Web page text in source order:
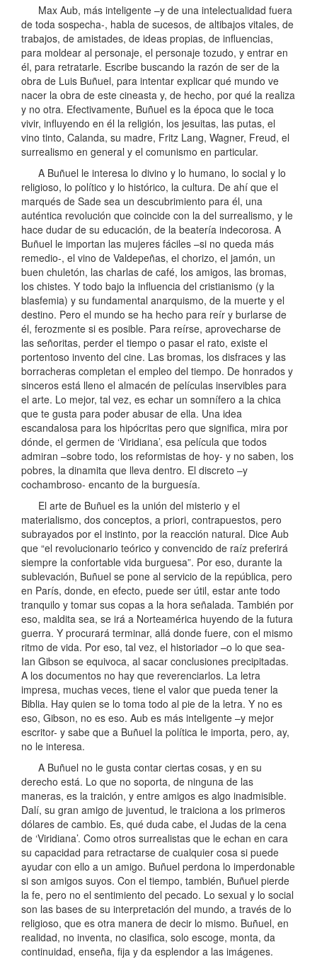
Max Aub, más inteligente –y de una intelectualidad fuera
de toda sospecha-, habla de sucesos, de altibajos vitales, de
trabajos, de amistades, de ideas propias, de influencias,
para moldear al personaje, el personaje tozudo, y entrar en
él, para retratarle. Escribe buscando la razón de ser de la
obra de Luis Buñuel, para intentar explicar qué mundo ve
nacer la obra de este cineasta y, de hecho, por qué la realiza
y no otra. Efectivamente, Buñuel es la época que le toca
vivir, influyendo en él la religión, los jesuitas, las putas, el
vino tinto, Calanda, su madre, Fritz Lang, Wagner, Freud, el
surrealismo en general y el comunismo en particular.
A Buñuel le interesa lo divino y lo humano, lo social y lo
religioso, lo político y lo histórico, la cultura. De ahí que el
marqués de Sade sea un descubrimiento para él, una
auténtica revolución que coincide con la del surrealismo, y le
hace dudar de su educación, de la beatería indecorosa. A
Buñuel le importan las mujeres fáciles –si no queda más
remedio-, el vino de Valdepeñas, el chorizo, el jamón, un
buen chuletón, las charlas de café, los amigos, las bromas,
los chistes. Y todo bajo la influencia del cristianismo (y la
blasfemia) y su fundamental anarquismo, de la muerte y el
destino. Pero el mundo se ha hecho para reír y burlarse de
él, ferozmente si es posible. Para reírse, aprovecharse de
las señoritas, perder el tiempo o pasar el rato, existe el
portentoso invento del cine. Las bromas, los disfraces y las
borracheras completan el empleo del tiempo. De honrados y
sinceros está lleno el almacén de películas inservibles para
el arte. Lo mejor, tal vez, es echar un somnífero a la chica
que te gusta para poder abusar de ella. Una idea
escandalosa para los hipócritas pero que significa, mira por
dónde, el germen de ‘Viridiana’, esa película que todos
admiran –sobre todo, los reformistas de hoy- y no saben, los
pobres, la dinamita que lleva dentro. El discreto –y
cochambroso- encanto de la burguesía.
El arte de Buñuel es la unión del misterio y el
materialismo, dos conceptos, a priori, contrapuestos, pero
subrayados por el instinto, por la reacción natural. Dice Aub
que “el revolucionario teórico y convencido de raíz preferirá
siempre la confortable vida burguesa”. Por eso, durante la
sublevación, Buñuel se pone al servicio de la república, pero
en París, donde, en efecto, puede ser útil, estar ante todo
tranquilo y tomar sus copas a la hora señalada. También por
eso, maldita sea, se irá a Norteamérica huyendo de la futura
guerra. Y procurará terminar, allá donde fuere, con el mismo
ritmo de vida. Por eso, tal vez, el historiador –o lo que sea-
Ian Gibson se equivoca, al sacar conclusiones precipitadas.
A los documentos no hay que reverenciarlos. La letra
impresa, muchas veces, tiene el valor que pueda tener la
Biblia. Hay quien se lo toma todo al pie de la letra. Y no es
eso, Gibson, no es eso. Aub es más inteligente –y mejor
escritor- y sabe que a Buñuel la política le importa, pero, ay,
no le interesa.
A Buñuel no le gusta contar ciertas cosas, y en su
derecho está. Lo que no soporta, de ninguna de las
maneras, es la traición, y entre amigos es algo inadmisible.
Dalí, su gran amigo de juventud, le traiciona a los primeros
dólares de cambio. Es, qué duda cabe, el Judas de la cena
de ‘Viridiana’. Como otros surrealistas que le echan en cara
su capacidad para retractarse de cualquier cosa si puede
ayudar con ello a un amigo. Buñuel perdona lo imperdonable
si son amigos suyos. Con el tiempo, también, Buñuel pierde
la fe, pero no el sentimiento del pecado. Lo sexual y lo social
son las bases de su interpretación del mundo, a través de lo
religioso, que es otra manera de decir lo mismo. Buñuel, en
realidad, no inventa, no clasifica, solo escoge, monta, da
continuidad, enseña, fija y da esplendor a las imágenes.